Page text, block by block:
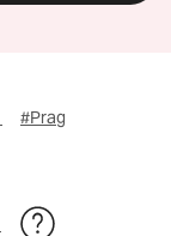
#Prag